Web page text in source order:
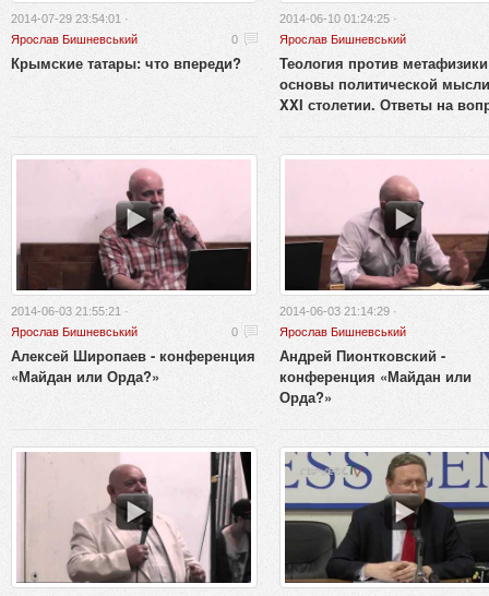
2014-07-29 23:54:01 ·
Ярослав Бишневський
0
Крымские татары: что впереди?
2014-06-10 01:24:25 ·
Ярослав Бишневський
Теология против
основы политической
XXI столетии. Ответы на
2014-06-03 21:55:21 ·
Ярослав Бишневський
0
Алексей Широпаев - конференция
«Майдан или Орда?»
2014-06-03 21:14:29 ·
Ярослав Бишневський
Андрей Пионтковский -
конференция «Майдан или
Орда?»